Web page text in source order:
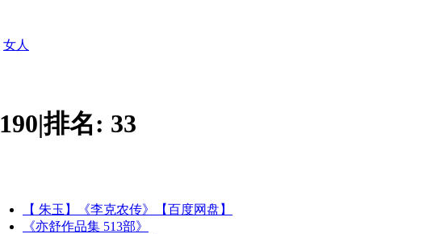
女人
190|排名: 33
【 朱玉】《李克农传》【百度网盘】
《亦舒作品集 513部》